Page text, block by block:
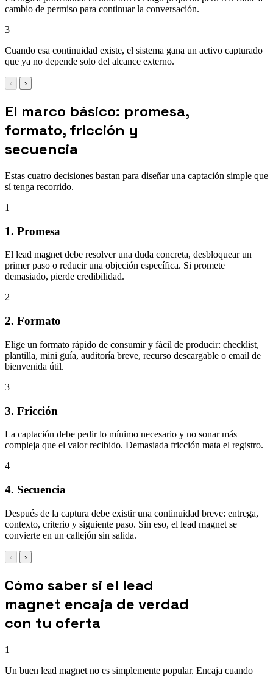
cambio de permiso para continuar la conversación.
3
Cuando esa continuidad existe, el sistema gana un activo capturado
que ya no depende solo del alcance externo.
‹ ›
El marco básico: promesa,
formato, fricción y
secuencia
Estas cuatro decisiones bastan para diseñar una captación simple que
sí tenga recorrido.
1
1. Promesa
El lead magnet debe resolver una duda concreta, desbloquear un
primer paso o reducir una objeción específica. Si promete
demasiado, pierde credibilidad.
2
2. Formato
Elige un formato rápido de consumir y fácil de producir: checklist,
plantilla, mini guía, auditoría breve, recurso descargable o email de
bienvenida útil.
3
3. Fricción
La captación debe pedir lo mínimo necesario y no sonar más
compleja que el valor recibido. Demasiada fricción mata el registro.
4
4. Secuencia
Después de la captura debe existir una continuidad breve: entrega,
contexto, criterio y siguiente paso. Sin eso, el lead magnet se
convierte en un callejón sin salida.
‹ ›
Cómo saber si el lead
magnet encaja de verdad
con tu oferta
1
Un buen lead magnet no es simplemente popular. Encaja cuando